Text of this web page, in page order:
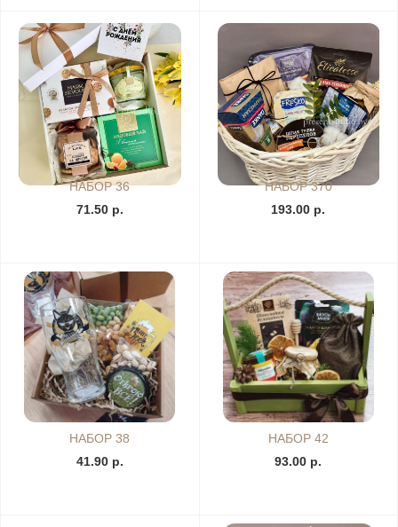
НАБОР 36
71.50 р.
НАБОР 370
193.00 р.
НАБОР 38
41.90 р.
НАБОР 42
93.00 р.